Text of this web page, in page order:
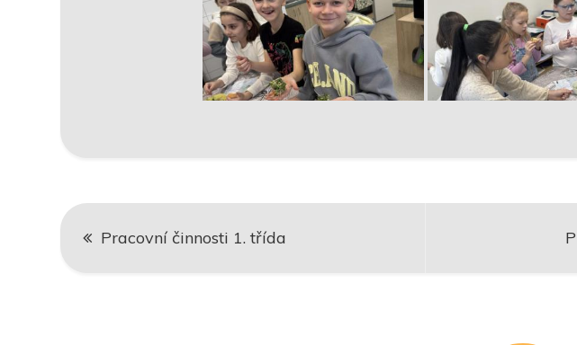
Navigace
pro
Pracovní činnosti 1. třída